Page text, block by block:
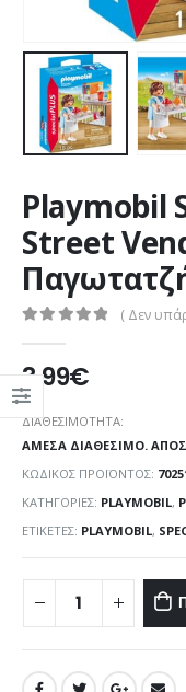
Playmobil
Street
( Δεν
3,99€
ΔΙΑΘΕΣΙΜΌΤΗΤΑ:
ΆΜΕΣΑ ΔΙΑΘΈΣΙΜΟ.
ΚΩΔΙΚΌΣ ΠΡΟΪΌΝΤΟΣ:
ΚΑΤΗΓΟΡΊΕΣ: PLAYMOBIL,
ΕΤΙΚΈΤΕΣ: PLAYMOBIL,